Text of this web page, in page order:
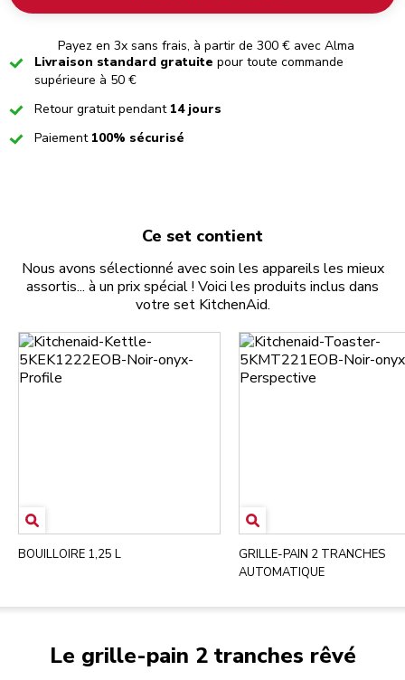
Payez en 3x sans frais, à partir de 300 € avec Alma
CheckedLivraison standard gratuite pour toute commande
supérieure à 50 €
CheckedRetour gratuit pendant 14 jours
CheckedPaiement 100% sécurisé
Ce set contient
Nous avons sélectionné avec soin les appareils les mieux
assortis... à un prix spécial ! Voici les produits inclus dans
votre set KitchenAid.
BOUILLOIRE 1,25 L
GRILLE-PAIN 2 TRANCHES
AUTOMATIQUE
Le grille-pain 2 tranches rêvé